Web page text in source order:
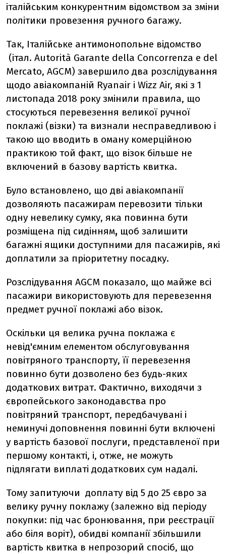
італійським конкурентним відомством за зміни
політики провезення ручного багажу.
Так, Італійське антимонопольне відомство
(італ. Autorità Garante della Concorrenza e del
Mercato, AGCM) завершило два розслідування
щодо авіакомпаній Ryanair і Wizz Air, які з 1
листопада 2018 року змінили правила, що
стосуються перевезення великої ручної
поклажі (візки) та визнали несправедливою і
такою що вводить в оману комерційною
практикою той факт, що візок більше не
включений в базову вартість квитка.
Було встановлено, що дві авіакомпанії
дозволяють пасажирам перевозити тільки
одну невелику сумку, яка повинна бути
розміщена під сидінням, щоб залишити
багажні ящики доступними для пасажирів, які
доплатили за пріоритетну посадку.
Розслідування AGCM показало, що майже всі
пасажири використовують для перевезення
предмет ручної поклажі або візок.
Оскільки ця велика ручна поклажа є
невід'ємним елементом обслуговування
повітряного транспорту, її перевезення
повинно бути дозволено без будь-яких
додаткових витрат. Фактично, виходячи з
європейського законодавства про
повітряний транспорт, передбачувані і
неминучі доповнення повинні бути включені
у вартість базової послуги, представленої при
першому контакті, і, отже, не можуть
підлягати виплаті додаткових сум надалі.
Тому запитуючи доплату від 5 до 25 євро за
велику ручну поклажу (залежно від періоду
покупки: під час бронювання, при реєстрації
або біля воріт), обидві компанії збільшили
вартість квитка в непрозорий спосіб, що